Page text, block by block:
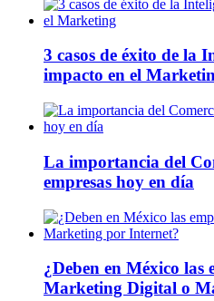
3 casos de éxito de la
impacto en el
La importancia del
empresas hoy en día
¿Deben en México las
Marketing Digital o